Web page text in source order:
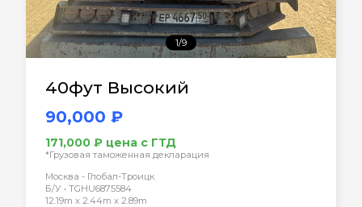
1/9
40фут Высокий
90,000 ₽
171,000 ₽ цена с ГТД
*Грузовая таможенная декларация
Москва - Глобал-Троицк
Б/У • TGHU6875584
12.19m x 2.44m x 2.89m